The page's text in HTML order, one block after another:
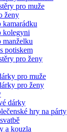
pro muže
ženy
kolegyni
potiskem
pro ženy
pro muže
pro ženy
dárky
hry na párty
a kouzla